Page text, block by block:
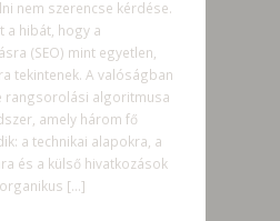
nem szerencse kérdése.
a hibát, hogy a
(SEO) mint egyetlen,
tekintenek. A valóságban
rangsorolási algoritmusa
amely három fő
a technikai alapokra, a
és a külső hivatkozások
[…]